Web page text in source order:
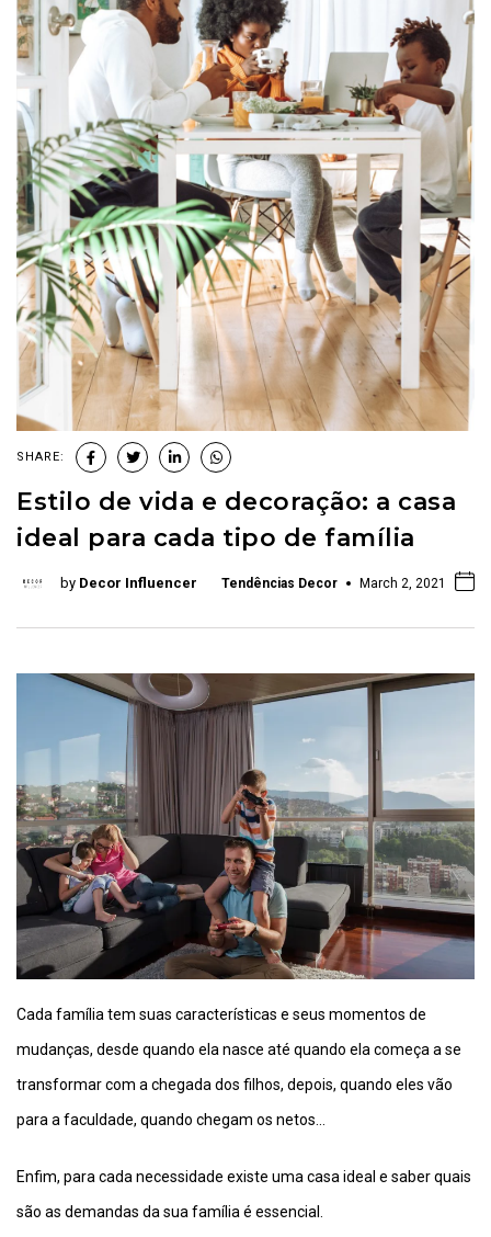
SHARE:
Estilo de vida e decoração: a casa
ideal para cada tipo de família
by Decor Influencer Tendências Decor March 2, 2021
Cada família tem suas características e seus momentos de
mudanças, desde quando ela nasce até quando ela começa a se
transformar com a chegada dos filhos, depois, quando eles vão
para a faculdade, quando chegam os netos…
Enfim, para cada necessidade existe uma casa ideal e saber quais
são as demandas da sua família é essencial.